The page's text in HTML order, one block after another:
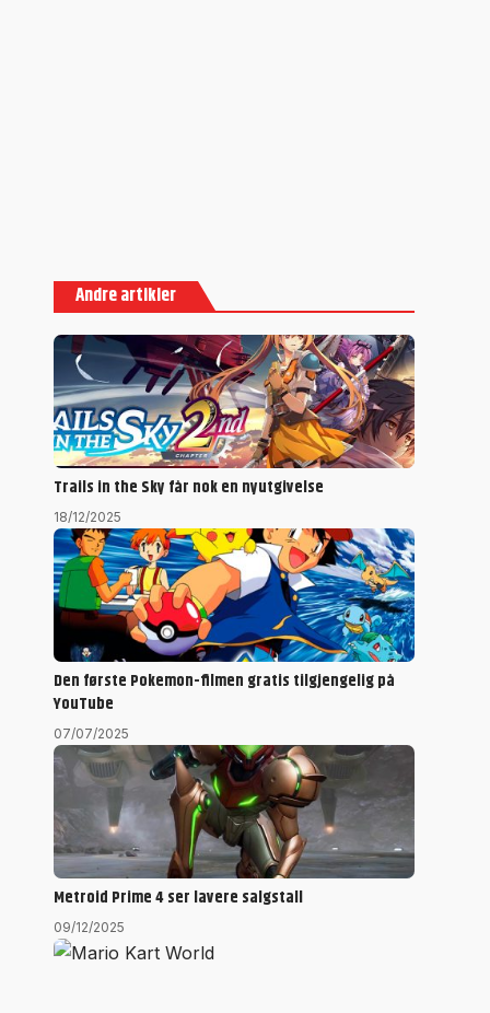
Andre artikler
Trails in the Sky får nok en nyutgivelse
18/12/2025
Den første Pokemon-filmen gratis tilgjengelig på
YouTube
07/07/2025
Metroid Prime 4 ser lavere salgstall
09/12/2025